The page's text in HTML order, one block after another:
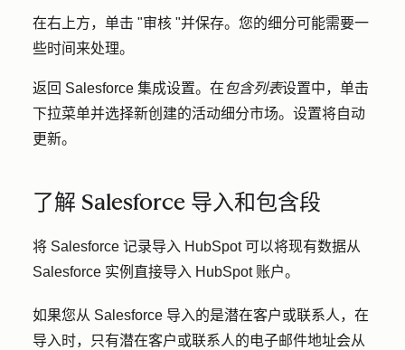
在右上方，单击 "审核 "并保存。您的细分可能需要一
些时间来处理。
返回 Salesforce 集成设置。在包含列表设置中，单击
下拉菜单并选择新创建的活动细分市场。设置将自动
更新。
了解 Salesforce 导入和包含段
将 Salesforce 记录导入 HubSpot 可以将现有数据从
Salesforce 实例直接导入 HubSpot 账户。
如果您从 Salesforce 导入的是潜在客户或联系人，在
导入时，只有潜在客户或联系人的电子邮件地址会从